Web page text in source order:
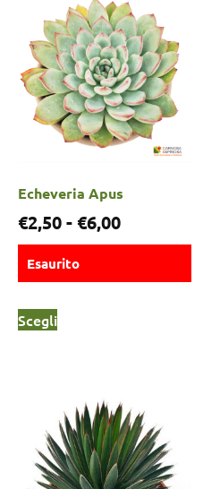
Echeveria Apus
€2,50- €6,00
Esaurito
Scegli